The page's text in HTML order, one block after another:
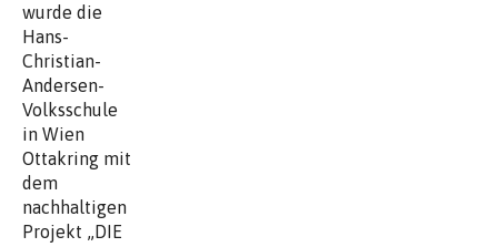
wurde die
Hans-
Christian-
Andersen-
Volksschule
in Wien
Ottakring mit
dem
nachhaltigen
Projekt „DIE